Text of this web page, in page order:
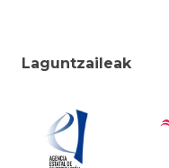
Laguntzaileak